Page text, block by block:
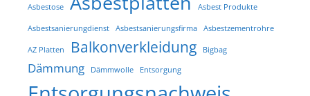
Asbestose Asbest Produkte
Asbestsanierungdienst Asbestsanierungsfirma Asbestzementrohre
AZ Platten Balkonverkleidung Bigbag
Dämmung Dämmwolle Entsorgung